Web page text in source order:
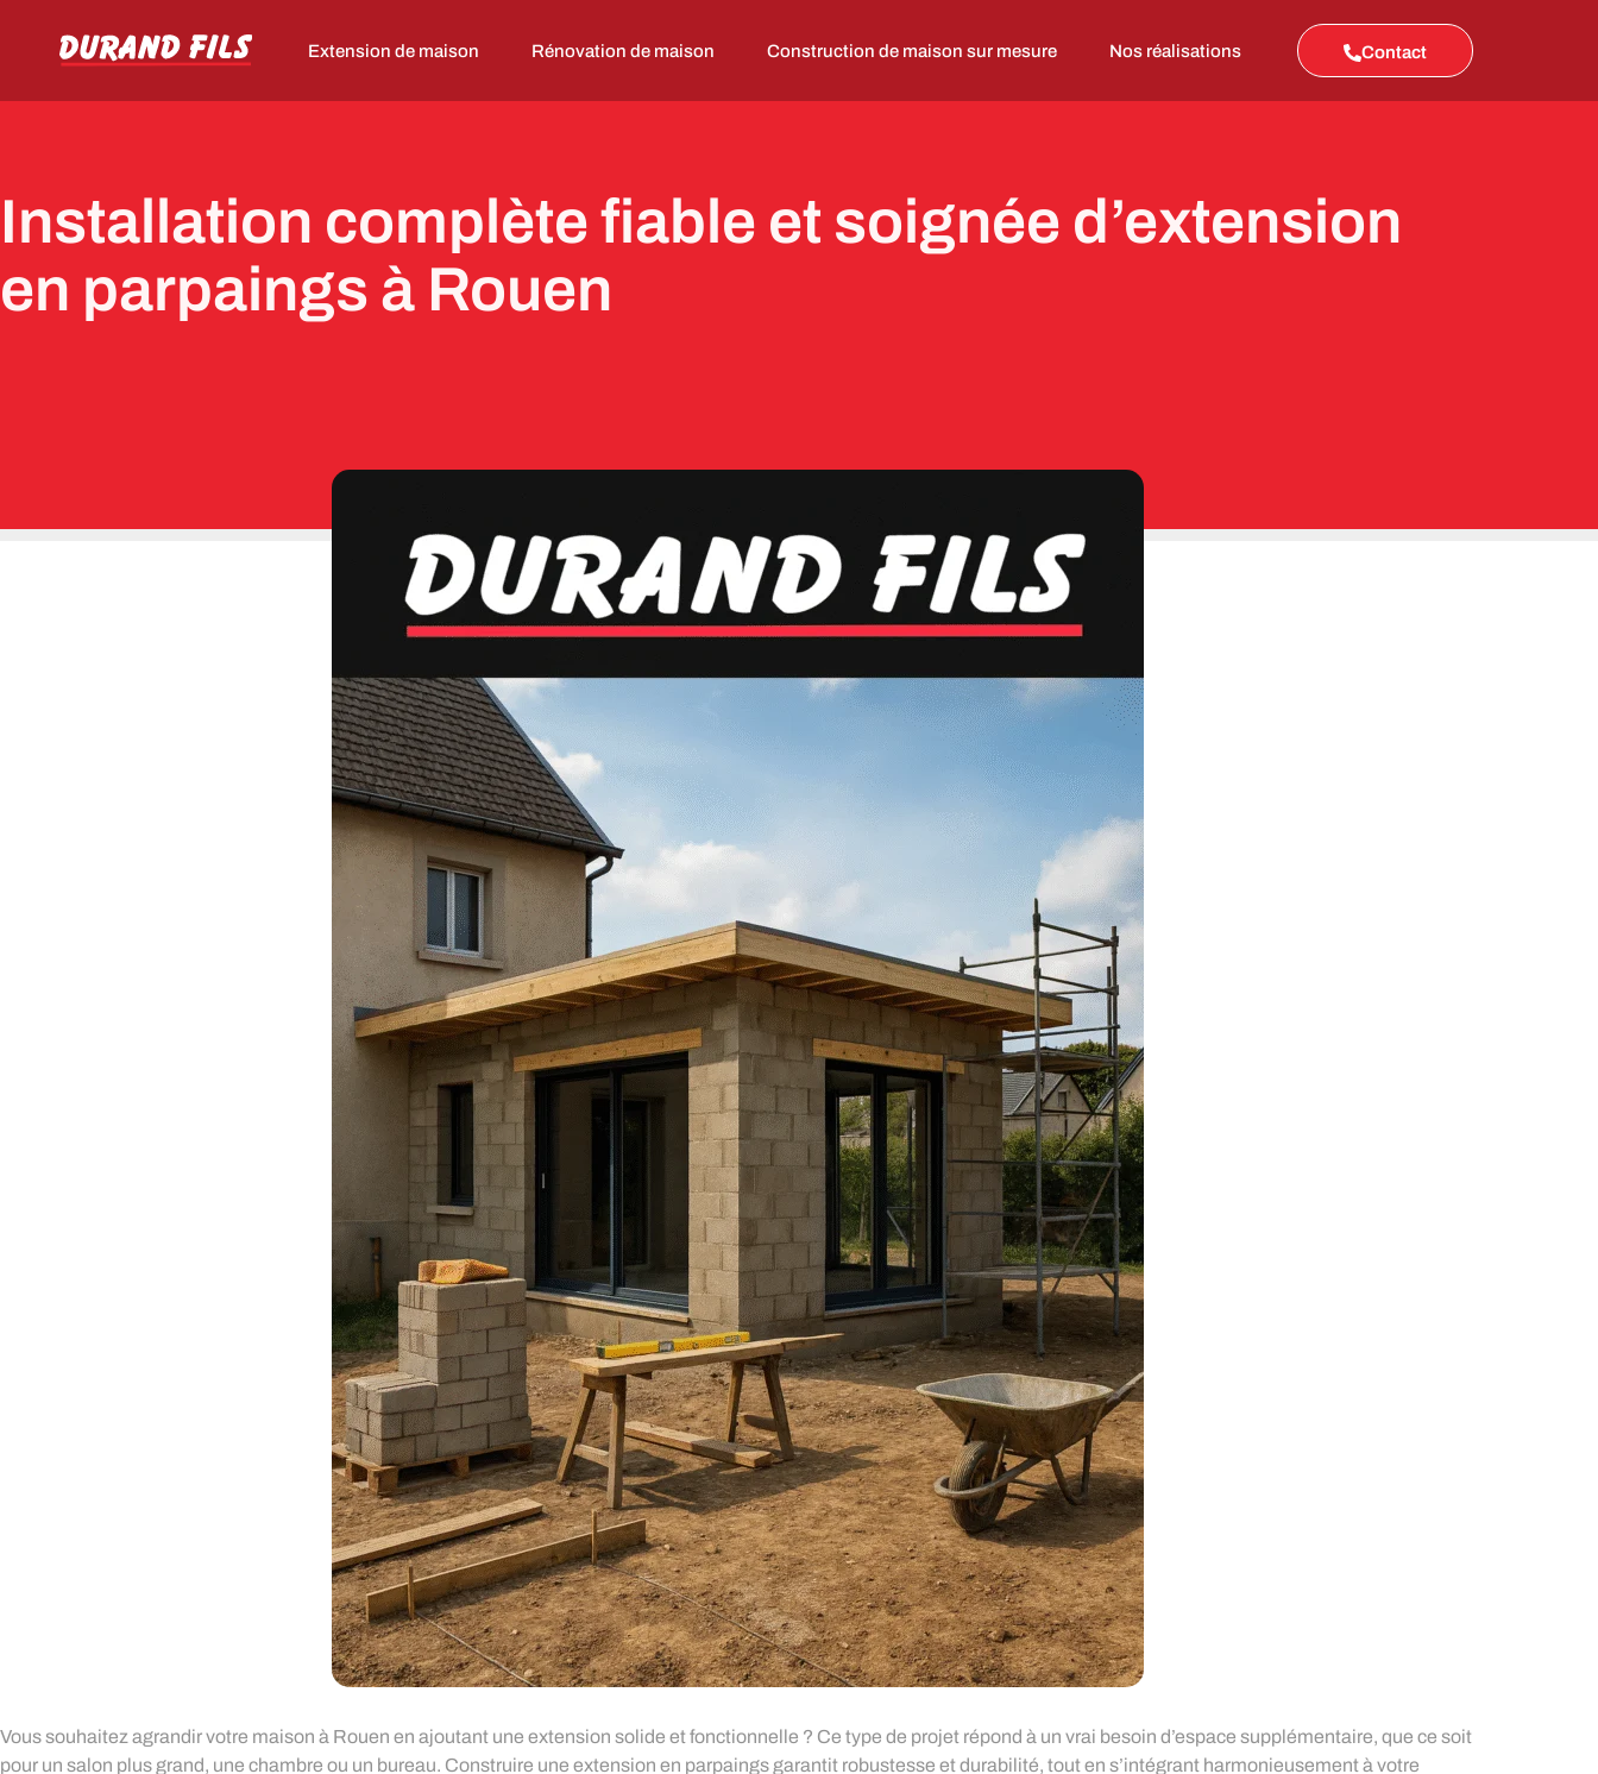
Extension de maison Rénovation de maison Construction de maison sur mesure Nos réalisations Contact
Installation complète fiable et soignée d’extension
en parpaings à Rouen
Vous souhaitez agrandir votre maison à Rouen en ajoutant une extension solide et fonctionnelle ? Ce type de projet répond à un vrai besoin d’espace supplémentaire, que ce soit
pour un salon plus grand, une chambre ou un bureau. Construire une extension en parpaings garantit robustesse et durabilité, tout en s’intégrant harmonieusement à votre